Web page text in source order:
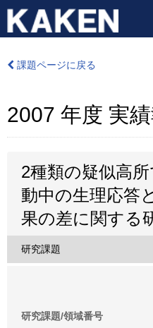
課題ページに戻る
2007 年度 実
2種類の疑似高
動中の生理応答
果の差に関する
研究課題
研究課題/領域番号